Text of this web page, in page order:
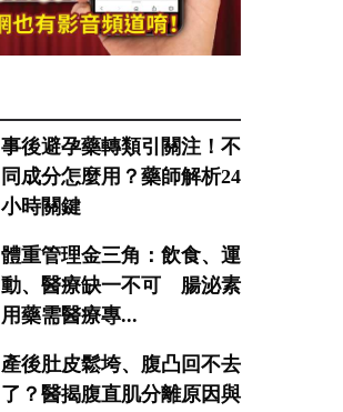
事後避孕藥轉類引關注！不
同成分怎麼用？藥師解析24
小時關鍵
體重管理金三角：飲食、運
動、醫療缺一不可 腸泌素
用藥需醫療專...
產後肚皮鬆垮、腹凸回不去
了？醫揭腹直肌分離原因與